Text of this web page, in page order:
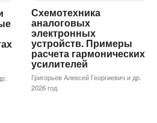
Схемотехника
аналоговых
электронных
устройств. Примеры
расчета гармонических
усилителей
Григорьев Алексей Георгиевич и др.
2026 год